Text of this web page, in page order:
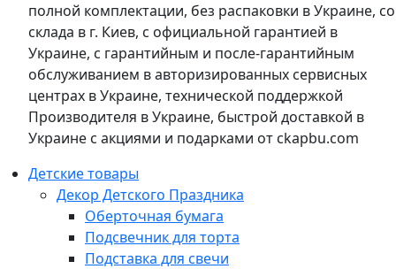
полной комплектации, без распаковки в Украине, со
склада в г. Киев, с официальной гарантией в
Украине, с гарантийным и после-гарантийным
обслуживанием в авторизированных сервисных
центрах в Украине, технической поддержкой
Производителя в Украине, быстрой доставкой в
Украине с акциями и подарками от ckapbu.com
Детские товары
Декор Детского Праздника
Оберточная бумага
Подсвечник для торта
Подставка для свечи